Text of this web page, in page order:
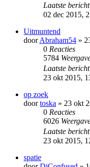
Laatste bericht
02 dec 2015,
Uitmuntend
doorAbraham54 »
0 Reacties
5784
Laatste bericht
23 okt 2015,
op zoek
doortoska » 23 okt
0 Reacties
6026
Laatste bericht
23 okt 2015,
spatie